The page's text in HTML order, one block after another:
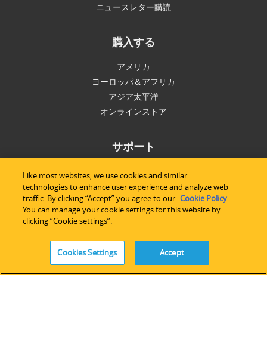
ニュースレター購読
購入する
アメリカ
ヨーロッパ＆アフリカ
アジア太平洋
オンラインストア
サポート
技術サポート
ソフトウェアライセンス
サービス
レガシーデバイス＆ソフトウェア
FOLLOW
Like most websites, we use cookies and similar
technologies to enhance user experience and analyze web
traffic. By clicking “Accept” you agree to our Cookie Policy.
You can manage your cookie settings for this website by
clicking “Cookie settings”.
Cookies Settings Accept